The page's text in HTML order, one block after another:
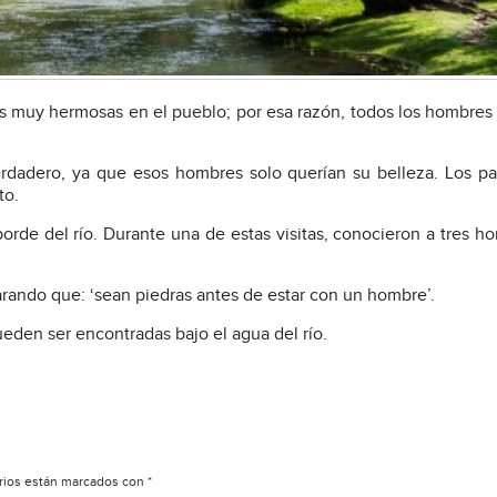
hermosas en el pueblo; por esa razón, todos los
ya que esos hombres solo querían su belleza. Los
del río. Durante una de estas visitas, conocieron a tres
que: ‘sean piedras antes de estar con un hombre’.
ser encontradas bajo el agua del río.
están marcados con *